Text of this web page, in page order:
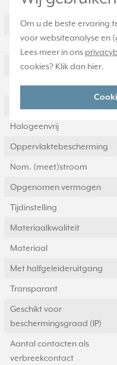
Om u de beste ervaring
voor websiteanalyse en
Lees meer in ons
cookies? Klik dan hier.
Specificatie
Nom. spanning
Samenstelling
Kleur
Halogeenvrij
Oppervlaktebescherming
Nom. (meet)stroom
Opgenomen vermogen
Tijdinstelling
Materiaalkwaliteit
Materiaal
Met halfgeleideruitgang
Transparant
Geschikt voor
beschermingsgraad (IP)
Aantal contacten als
verbreekcontact